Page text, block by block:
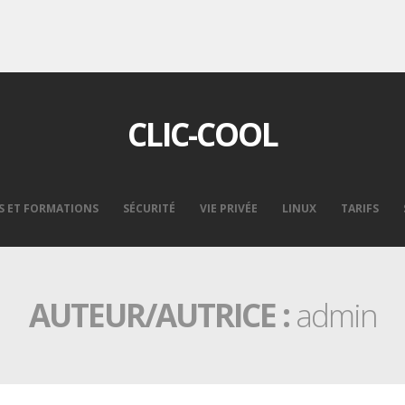
CLIC-COOL
ET FORMATIONS SÉCURITÉ VIE PRIVÉE LINUX TARIFS
AUTEUR/AUTRICE :admin